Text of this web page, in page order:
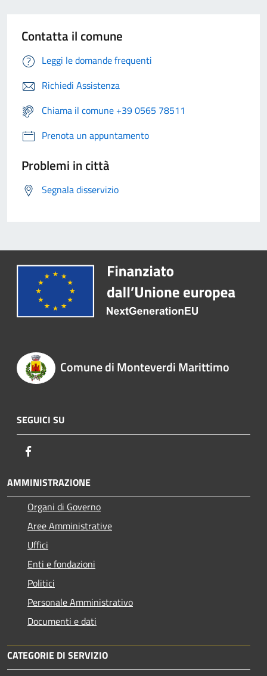
Contatta il comune
Leggi le domande frequenti
Richiedi Assistenza
Chiama il comune +39 0565 78511
Prenota un appuntamento
Problemi in città
Segnala disservizio
Comune di Monteverdi Marittimo
SEGUICI SU
AMMINISTRAZIONE
Organi di Governo
Aree Amministrative
Uffici
Enti e fondazioni
Politici
Personale Amministrativo
Documenti e dati
CATEGORIE DI SERVIZIO